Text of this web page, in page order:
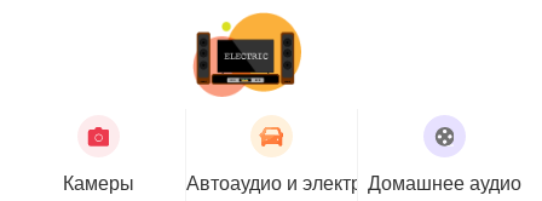
Камеры Автоаудио и электроникаДомашнее аудио